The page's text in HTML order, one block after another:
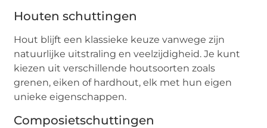
Houten schuttingen
Hout blijft een klassieke keuze vanwege zijn
natuurlijke uitstraling en veelzijdigheid. Je kunt
kiezen uit verschillende houtsoorten zoals
grenen, eiken of hardhout, elk met hun eigen
unieke eigenschappen.
Composietschuttingen